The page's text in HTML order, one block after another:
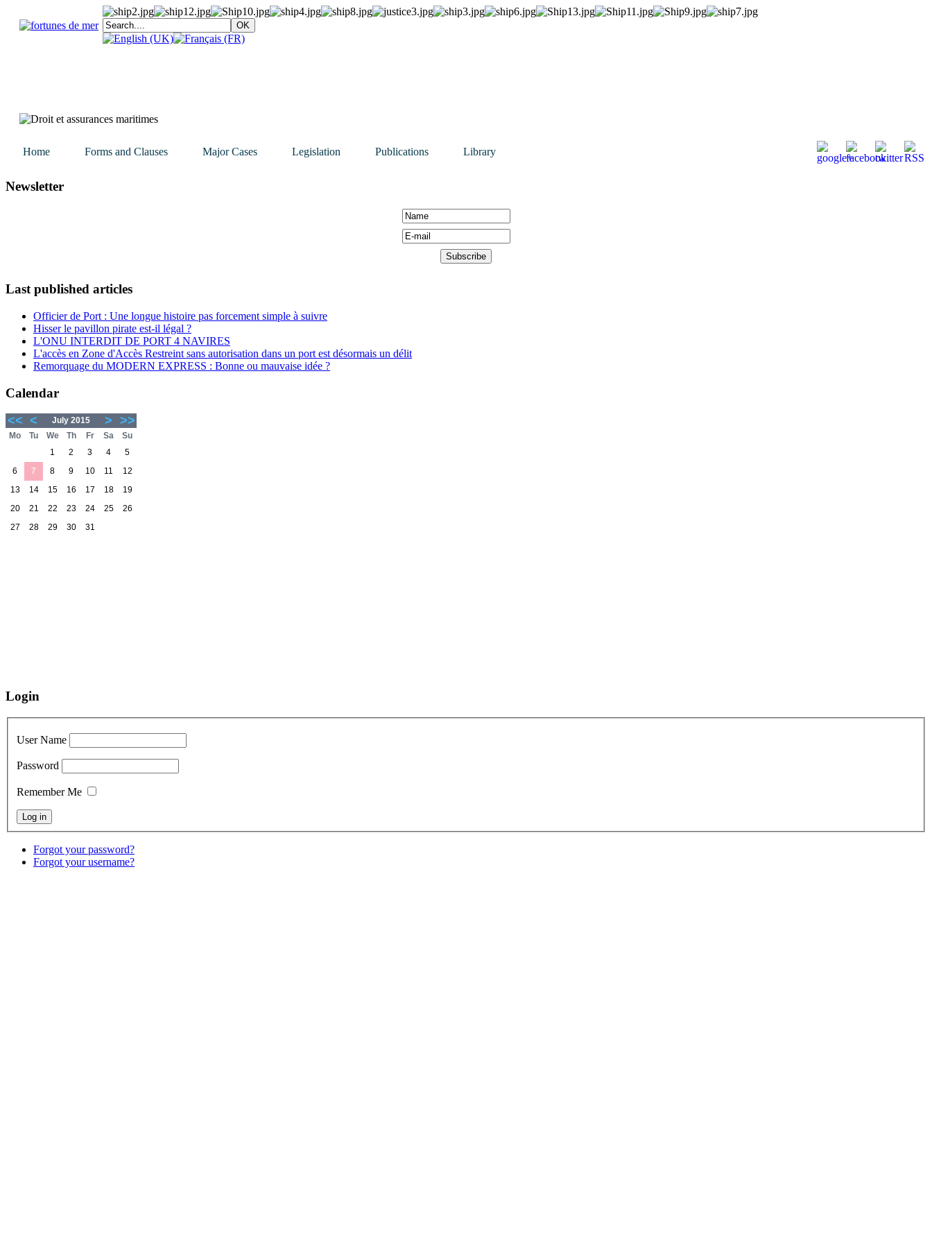
Home Forms and Clauses Major Cases Legislation Publications Library
Newsletter
Last published articles
Officier de Port : Une longue histoire pas forcement simple à suivre
Hisser le pavillon pirate est-il légal ?
L'ONU INTERDIT DE PORT 4 NAVIRES
L'accès en Zone d'Accès Restreint sans autorisation dans un port est désormais un délit
Remorquage du MODERN EXPRESS : Bonne ou mauvaise idée ?
Calendar
<< < July 2015 > >>
Mo Tu We Th Fr Sa
Su
1
2 3 4
5
6
7 8 9 10 11
12
13
14 15 16 17 18
19
20
21 22 23 24 25
26
27
28 29 30 31
Login
User Name
Password
Remember Me
Forgot your password?
Forgot your username?